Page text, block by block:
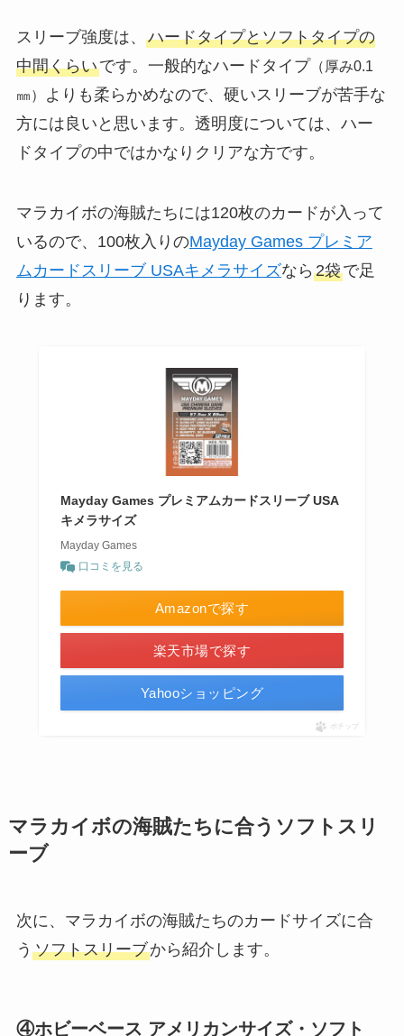
スリーブ強度は、 ハードタイプとソフトタイプの
中間くらいです。一般的なハードタイプ（厚み0.1
㎜）
よりも柔らかめなので、硬いスリーブが苦手な
方には良いと思います。透明度については、ハー
ドタイプの中ではかなりクリアな方です。
マラカイボの海賊たちには120枚のカードが入って
いるので、100枚入りのMayday Games プレミア
ムカードスリーブ USAキメラサイズなら 2袋で足
ります。
Mayday Games プレミアムカードスリーブ USA
キメラサイズ
Mayday Games
口コミを見る
Amazonで探す
楽天市場で探す
Yahooショッピング
ポチップ
マラカイボの海賊たちに合うソフトスリ
ーブ
次に、マラカイボの海賊たちのカードサイズに合
う ソフトスリーブから紹介します。
④ホビーベース アメリカンサイズ・ソフト